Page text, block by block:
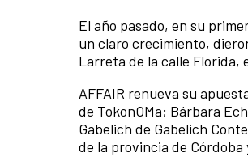
El año pasado, en su
un claro crecimiento,
Larreta de la calle Florida,
AFFAIR renueva su
de TokonOMa; Bárbara
Gabelich de Gabelich
de la provincia de Córdoba